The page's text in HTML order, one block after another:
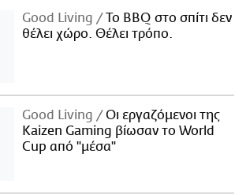
Good Living
Το BBQ στο σπίτι δεν
θέλει χώρο. Θέλει τρόπο.
Good Living
Οι εργαζόμενοι της
Kaizen Gaming βίωσαν το World
Cup από "μέσα"